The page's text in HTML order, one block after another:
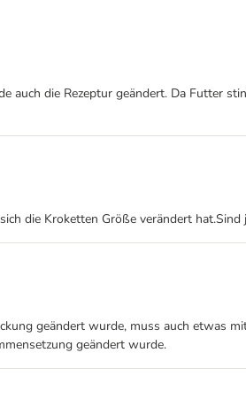
auch die Rezeptur geändert. Da Futter
die Kroketten Größe verändert hat.Sind
geändert wurde, muss auch etwas
geändert wurde.